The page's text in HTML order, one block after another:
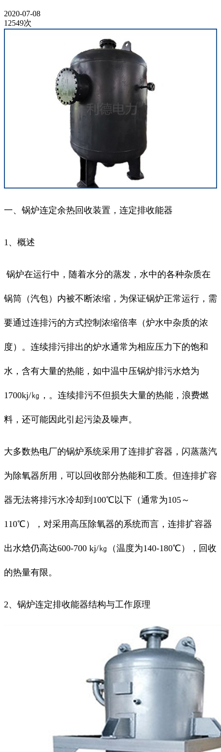
2020-07-08
12549次
一、锅炉连定余热回收装置，连定排收能器
1、概述
锅炉在运行中，随着水分的蒸发，水中的各种杂质在
锅筒（汽包）内被不断浓缩，为保证锅炉正常运行，需
要通过连排污的方式控制浓缩倍率（炉水中杂质的浓
度）。连续排污排出的炉水通常为相应压力下的饱和
水，含有大量的热能，如中温中压锅炉排污水焓为
1700kj/㎏，。连续排污不但损失大量的热能，浪费燃
料，还可能因此引起污染及噪声。
大多数热电厂的锅炉系统采用了连排扩容器，闪蒸蒸汽
为除氧器所用，可以回收部分热能和工质。但连排扩容
器无法将排污水冷却到100℃以下（通常为105～
110℃），对采用高压除氧器的系统而言，连排扩容器
出水焓仍高达600-700 kj/㎏（温度为140-180℃），回收
的热量有限。
2、锅炉连定排收能器结构与工作原理